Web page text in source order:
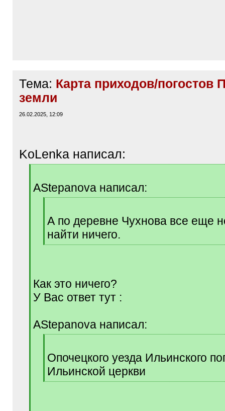
Тема: Карта приходов/погостов
земли
26.02.2025, 12:09
KoLenka написал:
]AStepanova написал:
]А по деревне Чухнова все еще
найти ничего.
[
Как это ничего?
У Вас ответ тут :
AStepanova написал:
]Опочецкого уезда Ильинского
Ильинской церкви
[